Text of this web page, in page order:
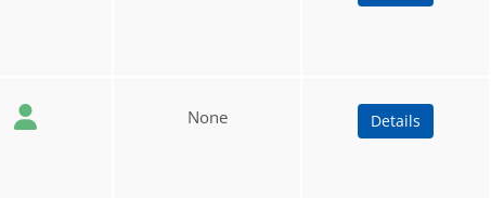
None Details